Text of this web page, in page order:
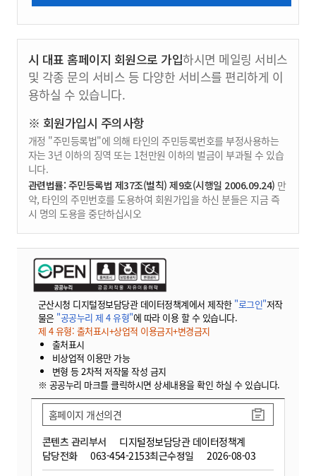
시 대표 홈페이지 회원으로 가입하시면 메일링 서비스
및 각종 문의 서비스 등 다양한 서비스를 편리하게 이
용하실 수 있습니다.
※ 회원가입시 주의사항
개정 "주민등록법"에 의해 타인의 주민등록번호를 부정사용하는
자는 3년 이하의 징역 또는 1천만원 이하의 벌금이 부과될 수 있습
니다.
관련법률: 주민등록법 제37조(벌칙) 제9호(시행일 2006.09.24) 만
약, 타인의 주민번호를 도용하여 회원가입을 하신 분들은 지금 즉
시 명의 도용을 중단하십시오
군산시청 디지털정보담당관 데이터정책계에서 제작한 "로그인"저작
물은 "공공누리 제 4 유형"에 따라 이용 할 수 있습니다.
제 4 유형: 출처표시+상업적 이용금지+변경금지
출처표시
비상업적 이용만 가능
변형 등 2차적 저작물 작성 금지
※ 공공누리 마크를 클릭하시면 상세내용을 확인 하실 수 있습니다.
콘텐츠 관리부서
디지털정보담당관 데이터정책계
담당전화
063-454-2153최근수정일 2026-08-03
홈페이지 개선의견